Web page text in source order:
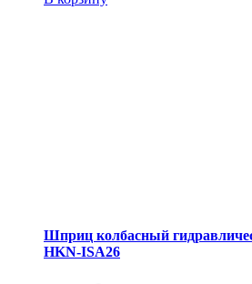
Шприц колбасный
HKN-ISA26